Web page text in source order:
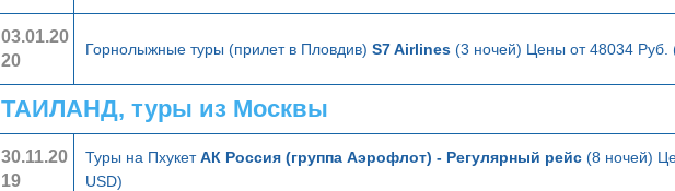
03.01.20
20
Горнолыжные туры (прилет в Пловдив) S7 Airlines (3 ночей) Цены от 48034 Руб.
ТАИЛАНД, туры из Москвы
30.11.20
19
Туры на ПхукетАК Россия (группа Аэрофлот) - Регулярный рейс (8 ночей)
USD)